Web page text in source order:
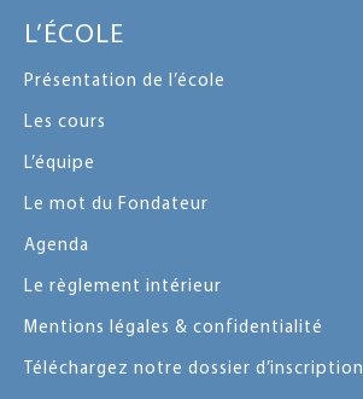
L’ÉCOLE
Présentation de l’école
Les cours
L’équipe
Le mot du Fondateur
Agenda
Le règlement intérieur
Mentions légales & confidentialité
Téléchargez notre dossier d’inscription